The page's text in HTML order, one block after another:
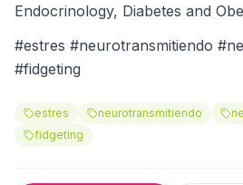
Endocrinology, Diabetes and
#estres #neurotransmitiendo
#fidgeting
estres neurotransmitiendo
fidgeting